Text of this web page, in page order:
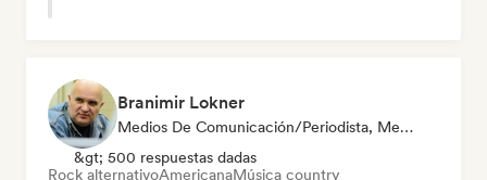
Branimir Lokner
Medios De Comunicación/Periodista, Mentor
&gt; 500 respuestas dadas
Rock alternativoAmericanaMúsica country